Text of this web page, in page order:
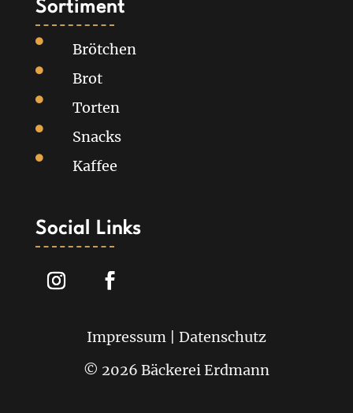
Sortiment
 Brötchen
 Brot
 Torten
 Snacks
 Kaffee
Social Links
Impressum| Datenschutz
© 2026 Bäckerei Erdmann